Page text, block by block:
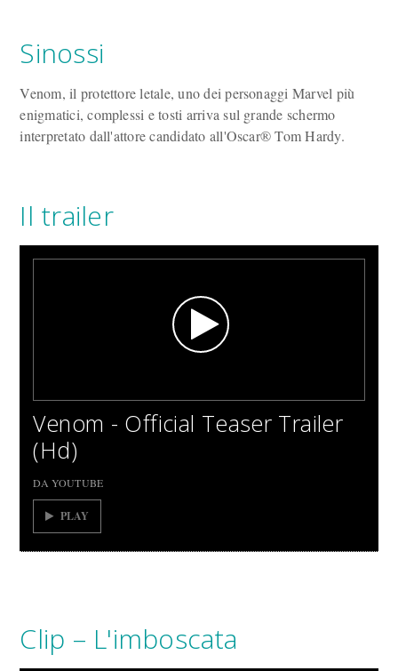
Sinossi
Venom, il protettore letale, uno dei personaggi Marvel più
enigmatici, complessi e tosti arriva sul grande schermo
interpretato dall'attore candidato all'Oscar® Tom Hardy.
Il trailer
Venom - Official Teaser Trailer
(Hd)
DA YOUTUBE
PLAY
Clip – L'imboscata